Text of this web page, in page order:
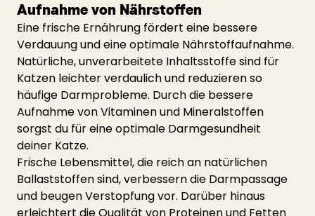
Aufnahme von Nährstoffen
Eine frische Ernährung fördert eine bessere
Verdauung und eine optimale Nährstoffaufnahme.
Natürliche, unverarbeitete Inhaltsstoffe sind für
Katzen leichter verdaulich und reduzieren so
häufige Darmprobleme. Durch die bessere
Aufnahme von Vitaminen und Mineralstoffen
sorgst du für eine optimale Darmgesundheit
deiner Katze.
Frische Lebensmittel, die reich an natürlichen
Ballaststoffen sind, verbessern die Darmpassage
und beugen Verstopfung vor. Darüber hinaus
erleichtert die Qualität von Proteinen und Fetten